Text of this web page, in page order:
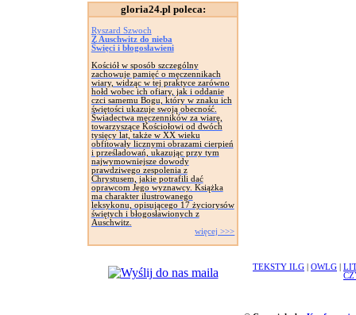
gloria24.pl poleca:
Ryszard Szwoch
Z Auschwitz do nieba
Święci i błogosławieni
Kościół w sposób szczególny
zachowuje pamięć o męczennikach
wiary, widząc w tej praktyce zarówno
hołd wobec ich ofiary, jak i oddanie
czci samemu Bogu, który w znaku ich
świętości ukazuje swoją obecność.
Świadectwa męczenników za wiarę,
towarzyszące Kościołowi od dwóch
tysięcy lat, także w XX wieku
obfitowały licznymi obrazami cierpień
i prześladowań, ukazując przy tym
najwymowniejsze dowody
prawdziwego zespolenia z
Chrystusem, jakie potrafili dać
oprawcom Jego wyznawcy. Książka
ma charakter ilustrowanego
leksykonu, opisującego 17 życiorysów
świętych i błogosławionych z
Auschwitz.
więcej >>>
TEKSTY ILG OWLG